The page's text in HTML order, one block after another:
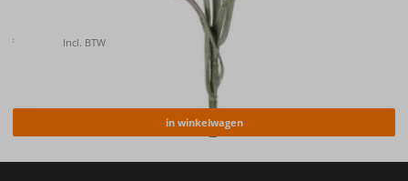
Kunstbloem Korenbloem (Centaurea cyanus) , 66cm
€ Incl. BTW
in winkelwagen